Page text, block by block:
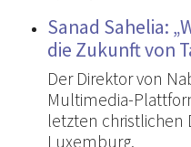
Sanad Sahelia:
die Zukunft von
Der Direktor von
Multimedia-
letzten christlichen
Luxemburg.